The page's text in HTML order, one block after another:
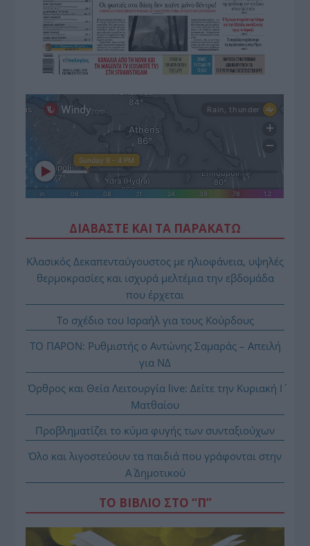
ΔΙΑΒΑΣΤΕ ΚΑΙ ΤΑ ΠΑΡΑΚΑΤΩ
Κλασικός Δεκαπενταύγουστος με ηλιοφάνεια, υψηλές
θερμοκρασίες και ισχυρά μελτέμια την εβδομάδα
που έρχεται
Το σχέδιο του Ισραήλ για τους Κούρδους
ΤΟ ΠΑΡΟΝ: Ρυθμιστής ο Αντώνης Σαμαράς – Απειλή
για ΝΔ
Όρθρος και Θεία Λειτουργία live: Δείτε την Κυριακή Ι΄
Ματθαίου
Προβληματίζει το κύμα φυγής των συνταξιούχων
Όλο και λιγοστεύουν τα παιδιά που γράφονται στην
Α΄ Δημοτικού
ΤΟ ΒΙΒΛΙΟ ΣΤΟ “Π”